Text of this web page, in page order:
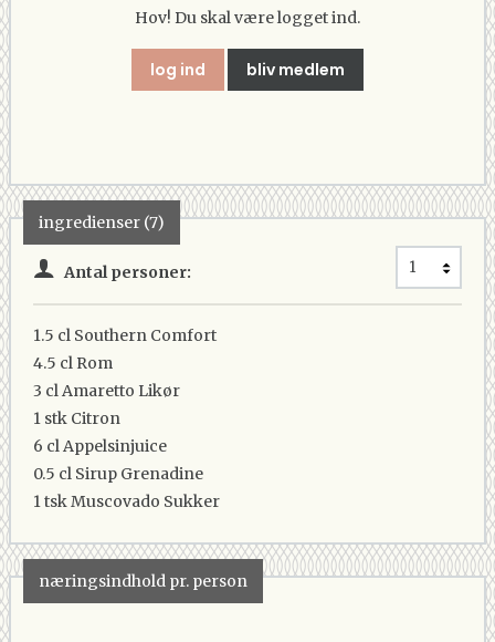
Hov! Du skal være logget ind.
log ind bliv medlem
ingredienser (7)
Antal personer:
1.5 cl Southern Comfort
4.5 cl Rom
3 clAmaretto Likør
1 stk Citron
6 clAppelsinjuice
0.5 cl Sirup Grenadine
1 tskMuscovado Sukker
næringsindhold pr. person